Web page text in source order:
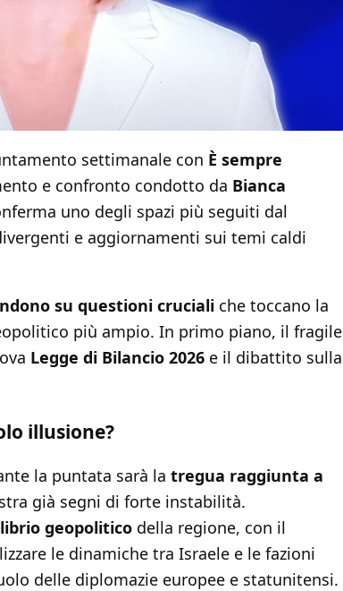
settimanale con È sempre
e confronto condotto da Bianca
uno degli spazi più seguiti dal
e aggiornamenti sui temi caldi
su questioni cruciali che toccano la
più ampio. In primo piano, il fragile
Legge di Bilancio 2026 e il dibattito sulla
illusione?
la puntata sarà la tregua raggiunta a
già segni di forte instabilità.
geopolitico della regione, con il
le dinamiche tra Israele e le fazioni
delle diplomazie europee e statunitensi.